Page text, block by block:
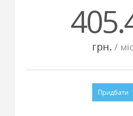
грн. / мiс
Придбати